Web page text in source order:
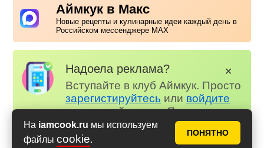
На iamcook.ru мы используем
файлы cookie.
ПОНЯТНО
Аймкук в Макс
Новые рецепты и кулинарные идеи каждый день в
Российском мессенджере MAX
Надоела реклама?
Вступайте в клуб Аймкук. Просто
зарегистируйтесь или войдите
на наш сайт через Яндекс или
ВК.
Для всех, кто в клубе...
✕